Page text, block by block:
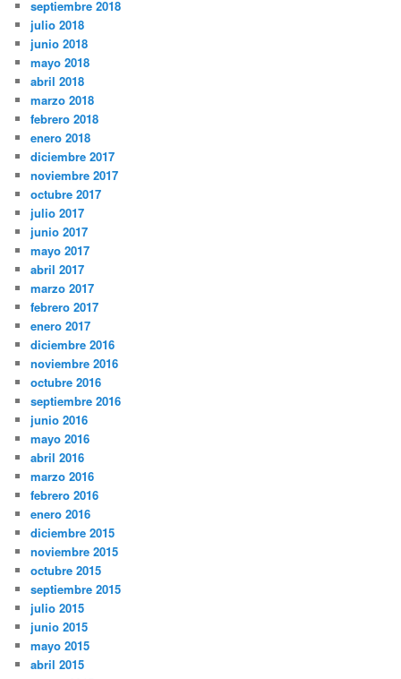
septiembre 2018
julio 2018
junio 2018
mayo 2018
abril 2018
marzo 2018
febrero 2018
enero 2018
diciembre 2017
noviembre 2017
octubre 2017
julio 2017
junio 2017
mayo 2017
abril 2017
marzo 2017
febrero 2017
enero 2017
diciembre 2016
noviembre 2016
octubre 2016
septiembre 2016
junio 2016
mayo 2016
abril 2016
marzo 2016
febrero 2016
enero 2016
diciembre 2015
noviembre 2015
octubre 2015
septiembre 2015
julio 2015
junio 2015
mayo 2015
abril 2015